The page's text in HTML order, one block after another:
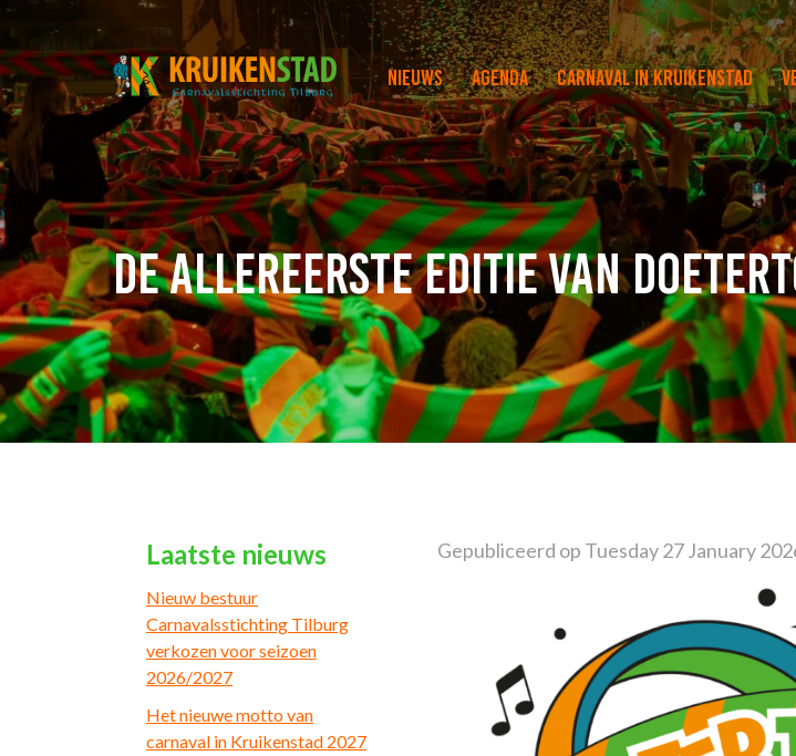
Nieuws Agenda Carnaval in Kruikenstad
De allereerste editie van
Laatste nieuws
Nieuw bestuur
Carnavalsstichting Tilburg
verkozen voor seizoen
2026/2027
Het nieuwe motto van
carnaval in Kruikenstad 2027
Gepubliceerd op Tuesday 27 January